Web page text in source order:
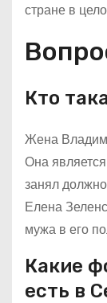
стране в
Кто
Жена
Она
занял
Елена
мужа в его
Какие
есть в